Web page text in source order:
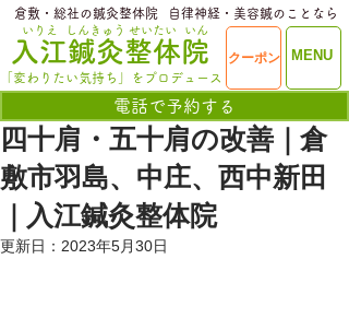
ME
​入江鍼灸整体院
いりえ
MENU
クーポン
電話で予約する
せいたい
しんきゅう いん
「変わりたい気持ち」をプロデュース
​倉敷・総社の鍼灸整体院 ​自律神経・美容鍼のことなら
四十肩・五十肩の改善｜倉
敷市羽島、中庄、西中新田
｜入江鍼灸整体院
更新日： 2023年5月30日